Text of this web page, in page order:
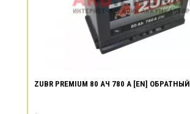
ZUBR PREMIUM 80 АЧ 780 А [EN] ОБРАТНЫЙ